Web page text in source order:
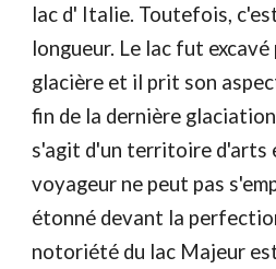
lac d' Italie. Toutefois,
longueur. Le lac fut excavé
glacière et il prit son
fin de la dernière
s'agit d'un territoire d'arts
voyageur ne peut pas
étonné devant la
notoriété du lac Majeur